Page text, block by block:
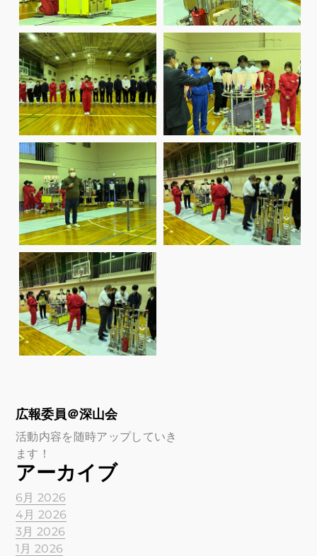
広報委員＠深山会
活動内容を随時アップしていき
ます！
アーカイブ
6月 2026
4月 2026
3月 2026
1月 2026